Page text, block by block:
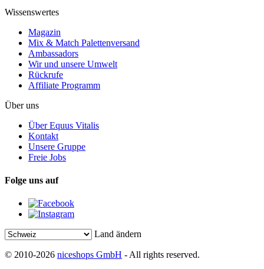
Wissenswertes
Magazin
Mix & Match Palettenversand
Ambassadors
Wir und unsere Umwelt
Rückrufe
Affiliate Programm
Über uns
Über Equus Vitalis
Kontakt
Unsere Gruppe
Freie Jobs
Folge uns auf
Land ändern
© 2010-2026 niceshops GmbH - All rights reserved.